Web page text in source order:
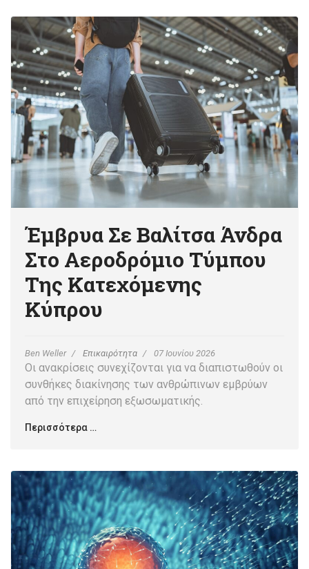
Έμβρυα Σε Βαλίτσα Άνδρα
Στο Αεροδρόμιο Τύμπου
Της Κατεχόμενης
Κύπρου
Ben Weller Επικαιρότητα 07 Ιουνίου 2026
Οι ανακρίσεις συνεχίζονται για να διαπιστωθούν οι
συνθήκες διακίνησης των ανθρώπινων εμβρύων
από την επιχείρηση εξωσωματικής.
Περισσότερα …